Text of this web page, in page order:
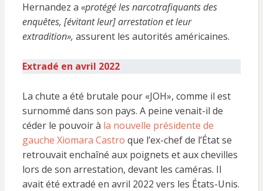
Hernandez a «protégé les narcotrafiquants des
enquêtes, [évitant leur] arrestation et leur
extradition», assurent les autorités américaines.
Extradé en avril 2022
La chute a été brutale pour «JOH», comme il est
surnommé dans son pays. A peine venait-il de
céder le pouvoir à la nouvelle présidente de
gauche Xiomara Castro que l’ex-chef de l’État se
retrouvait enchaîné aux poignets et aux chevilles
lors de son arrestation, devant les caméras. Il
avait été extradé en avril 2022 vers les États-Unis.